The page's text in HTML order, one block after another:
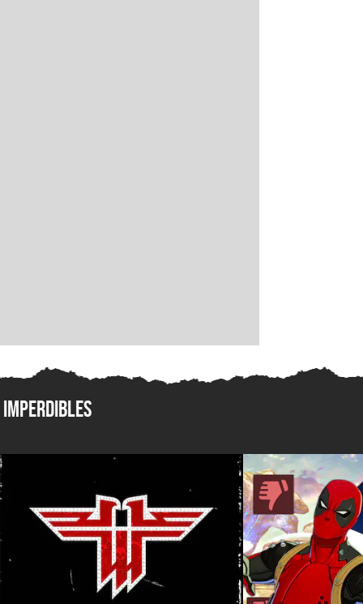
Imperdibles